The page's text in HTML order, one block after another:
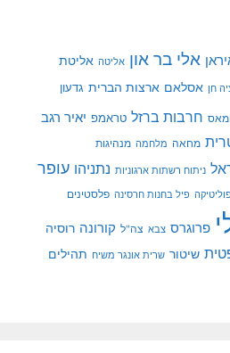
אלי בר און אליטה אליטת
חן אסלאם ארצות הברית גדעון
חרבות ברזל טראמפ יאיר רגב
מחאה מלחמה מנהיגות
ניתוח רשתות ארגוניות נתניהו עופר
פוליטיקה פיל בחנות חרסינה פלסטינים
פרוגרס צבא צה"ל קורונה רוסיה
שיטור שרית אונגר משיח תהילים